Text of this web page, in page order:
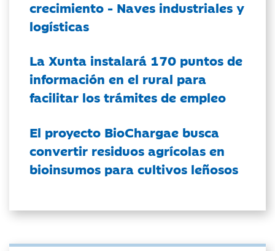
crecimiento - Naves industriales y
logísticas
La Xunta instalará 170 puntos de
información en el rural para
facilitar los trámites de empleo
El proyecto BioChargae busca
convertir residuos agrícolas en
bioinsumos para cultivos leñosos